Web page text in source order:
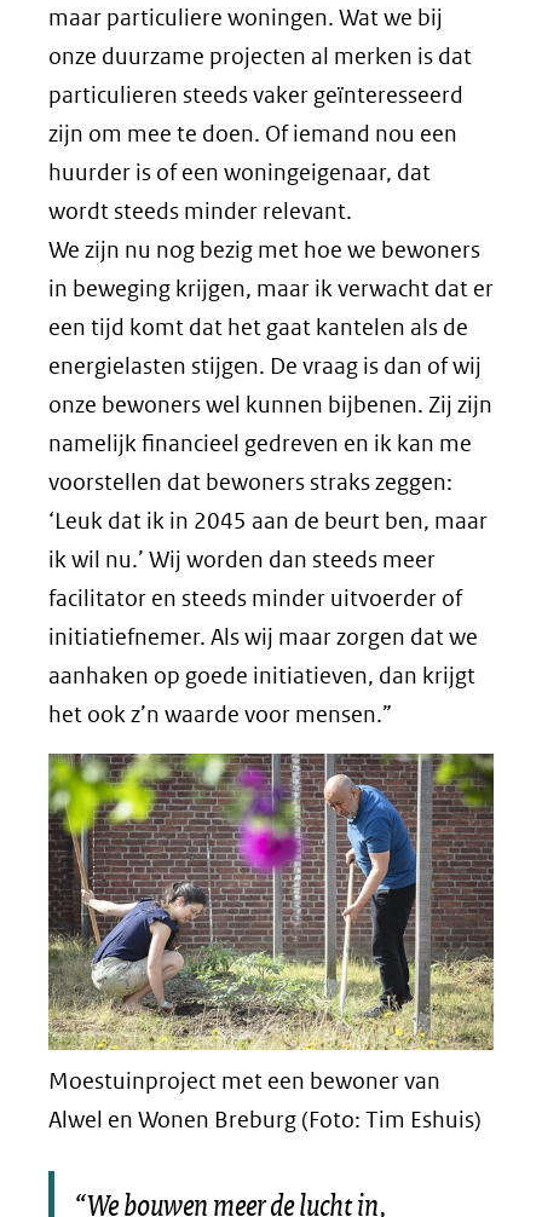
maar particuliere woningen. Wat we bij
onze duurzame projecten al merken is dat
particulieren steeds vaker geïnteresseerd
zijn om mee te doen. Of iemand nou een
huurder is of een woningeigenaar, dat
wordt steeds minder relevant.
We zijn nu nog bezig met hoe we bewoners
in beweging krijgen, maar ik verwacht dat er
een tijd komt dat het gaat kantelen als de
energielasten stijgen. De vraag is dan of wij
onze bewoners wel kunnen bijbenen. Zij zijn
namelijk financieel gedreven en ik kan me
voorstellen dat bewoners straks zeggen:
‘Leuk dat ik in 2045 aan de beurt ben, maar
ik wil nu.’ Wij worden dan steeds meer
facilitator en steeds minder uitvoerder of
initiatiefnemer. Als wij maar zorgen dat we
aanhaken op goede initiatieven, dan krijgt
het ook z’n waarde voor mensen.”
Moestuinproject met een bewoner van
Alwel en Wonen Breburg (Foto: Tim Eshuis)
“We bouwen meer de lucht in,